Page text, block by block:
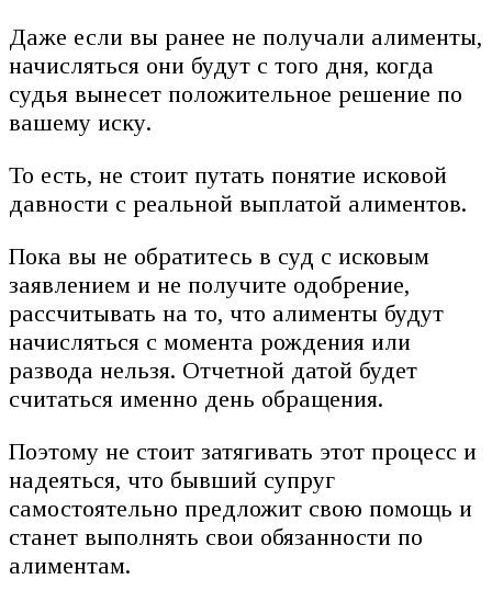
Даже если вы ранее не получали алименты,
начисляться они будут с того дня, когда
судья вынесет положительное решение по
вашему иску.
То есть, не стоит путать понятие исковой
давности с реальной выплатой алиментов.
Пока вы не обратитесь в суд с исковым
заявлением и не получите одобрение,
рассчитывать на то, что алименты будут
начисляться с момента рождения или
развода нельзя. Отчетной датой будет
считаться именно день обращения.
Поэтому не стоит затягивать этот процесс и
надеяться, что бывший супруг
самостоятельно предложит свою помощь и
станет выполнять свои обязанности по
алиментам.